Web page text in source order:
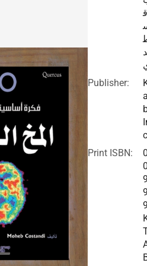
ق
Publisher:
Print ISBN: